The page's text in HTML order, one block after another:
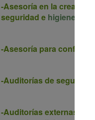
-Asesoría en la
seguridad e higiene
-Asesoría para
-Auditorías de seguridad
-Auditorías externas